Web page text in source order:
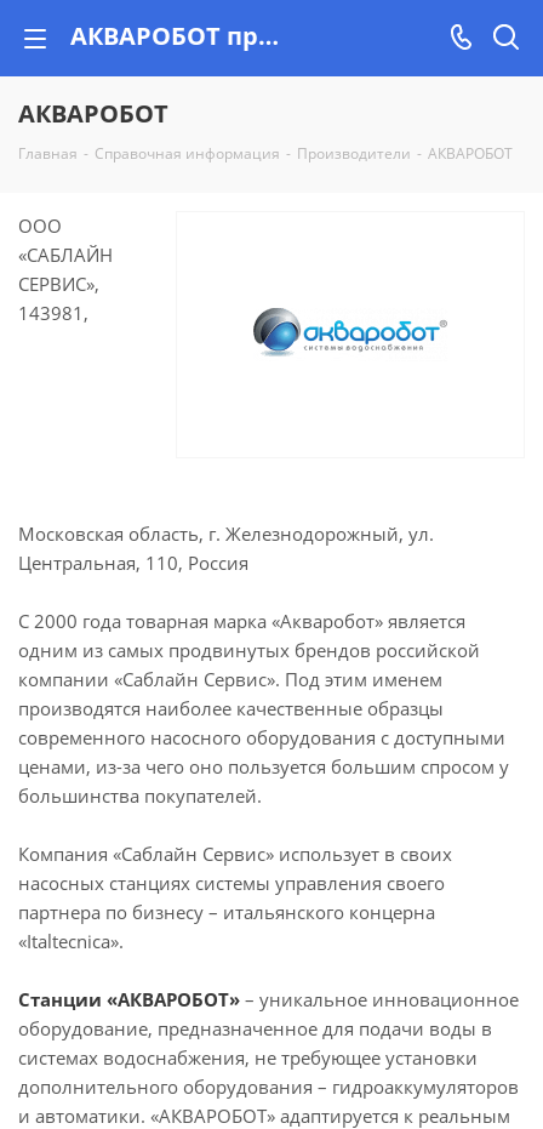
АКВАРОБОТ проверенный производитель, качество гарантировано!
АКВАРОБОТ
Главная - Справочная информация - Производители - АКВАРОБОТ
ООО
«САБЛАЙН
СЕРВИС»,
143981,
Московская область, г. Железнодорожный, ул.
Центральная, 110, Россия
С 2000 года товарная марка «Акваробот» является
одним из самых продвинутых брендов российской
компании «Саблайн Сервис». Под этим именем
производятся наиболее качественные образцы
современного насосного оборудования с доступными
ценами, из-за чего оно пользуется большим спросом у
большинства покупателей.
Компания «Саблайн Сервис» использует в своих
насосных станциях системы управления своего
партнера по бизнесу – итальянского концерна
«Italtecnica».
Станции «АКВАРОБОТ» – уникальное инновационное
оборудование, предназначенное для подачи воды в
системах водоснабжения, не требующее установки
дополнительного оборудования – гидроаккумуляторов
и автоматики. «АКВАРОБОТ» адаптируется к реальным